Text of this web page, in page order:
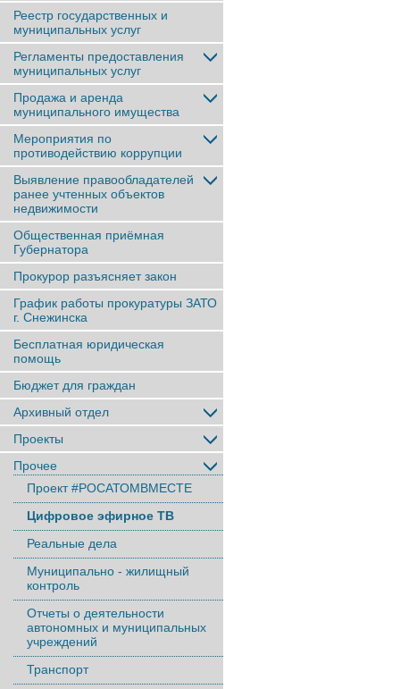
Реестр государственных и
муниципальных услуг
Регламенты предоставления
муниципальных услуг
Продажа и аренда
муниципального имущества
Мероприятия по
противодействию коррупции
Выявление правообладателей
ранее учтенныx объектов
недвижимости
Общественная приёмная
Губернатора
Прокурор разъясняет закон
График работы прокуратуры ЗАТО
г. Снежинска
Бесплатная юридическая
помощь
Бюджет для граждан
Архивный отдел
Проекты
Прочее
Проект #РОСАТОМВМЕСТЕ
Цифровое эфирное ТВ
Реальные дела
Муниципально - жилищный
контроль
Отчеты о деятельности
автономных и муниципальных
учреждений
Транспорт